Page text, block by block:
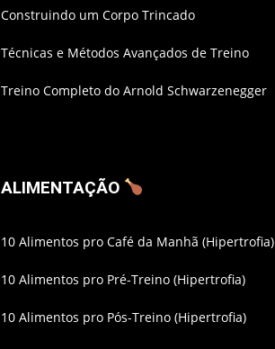
Construindo um Corpo Trincado
Técnicas e Métodos Avançados de Treino
Treino Completo do Arnold Schwarzenegger
ALIMENTAÇÃO
10 Alimentos pro Café da Manhã (Hipertrofia)
10 Alimentos pro Pré-Treino (Hipertrofia)
10 Alimentos pro Pós-Treino (Hipertrofia)